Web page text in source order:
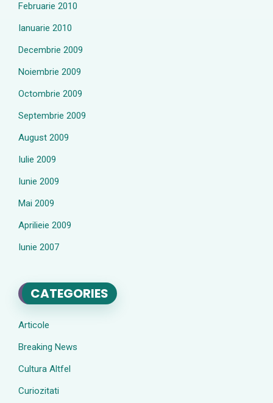
Februarie 2010
Ianuarie 2010
Decembrie 2009
Noiembrie 2009
Octombrie 2009
Septembrie 2009
August 2009
Iulie 2009
Iunie 2009
Mai 2009
Aprilieie 2009
Iunie 2007
CATEGORIES
Articole
Breaking News
Cultura Altfel
Curiozitati